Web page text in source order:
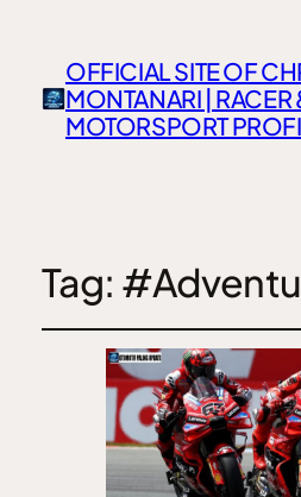
OFFICIAL SITE OF
MONTANARI | RACER
MOTORSPORT
Tag: